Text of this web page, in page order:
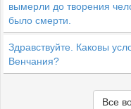
вымерли до творения
было смерти.
Здравствуйте. Каковы
Венчания?
Все